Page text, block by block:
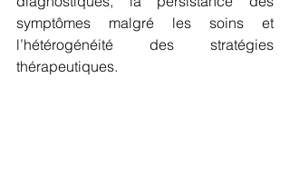
symptômes malgré les soins et
l’hétérogénéité des stratégies
thérapeutiques.